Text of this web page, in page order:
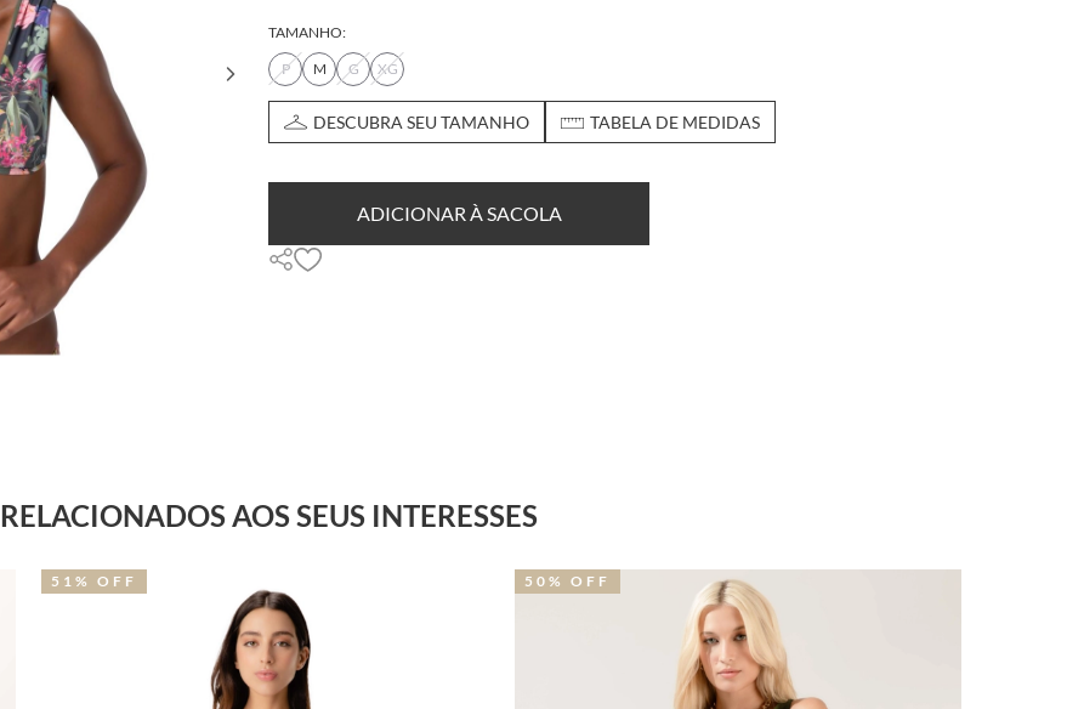
TAMANHO:
P
M G XG
DESCUBRA SEU TAMANHO TABELA DE MEDIDAS
ADICIONAR À SACOLA
RELACIONADOS AOS SEUS INTERESSES
51% OFF 50% OFF